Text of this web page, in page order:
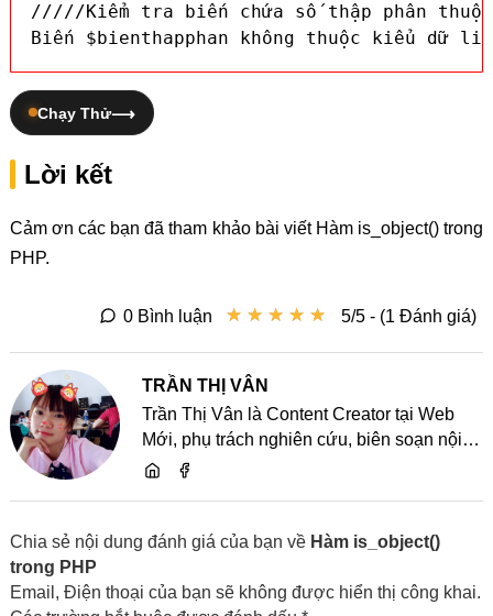
/////Kiểm tra biến chứa số thập phân
Biến $bienthapphan không thuộc kiểu dữ
Chạy Thử
Lời kết
Cảm ơn các bạn đã tham khảo bài viết Hàm is_object() trong
PHP.
★ ★ ★ ★ ★
★ ★ ★ ★ ★ 5/5 - (1 Đánh giá)
0 Bình luận
TRẦN THỊ VÂN
Trần Thị Vân là Content Creator tại Web
Mới, phụ trách nghiên cứu, biên soạn nội
dung và chia sẻ kiến thức về website, SEO,
Chia sẻ nội dung đánh giá của bạn về Hàm is_object()
trong PHP
Email, Điện thoại của bạn sẽ không được hiển thị công khai.